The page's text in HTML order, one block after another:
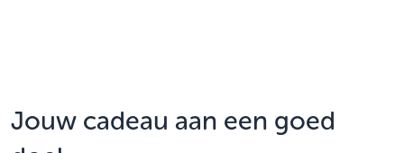
Jouw cadeau aan een goed